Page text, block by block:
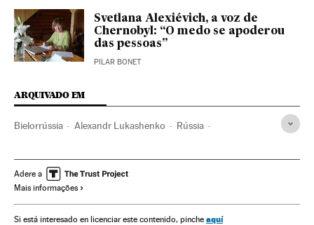
Svetlana Alexiévich, a voz de
Chernobyl: “O medo se apoderou
das pessoas”
PILAR BONET
ARQUIVADO EM
Bielorrússia Alexandr Lukashenko Rússia
Svetlana Aleksiévich
Adere a
Mais informações
Si está interesado en licenciar este contenido, pinche aquí